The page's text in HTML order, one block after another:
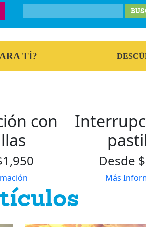
Y UBICACIONES
TÍ?
con
Desde
Más